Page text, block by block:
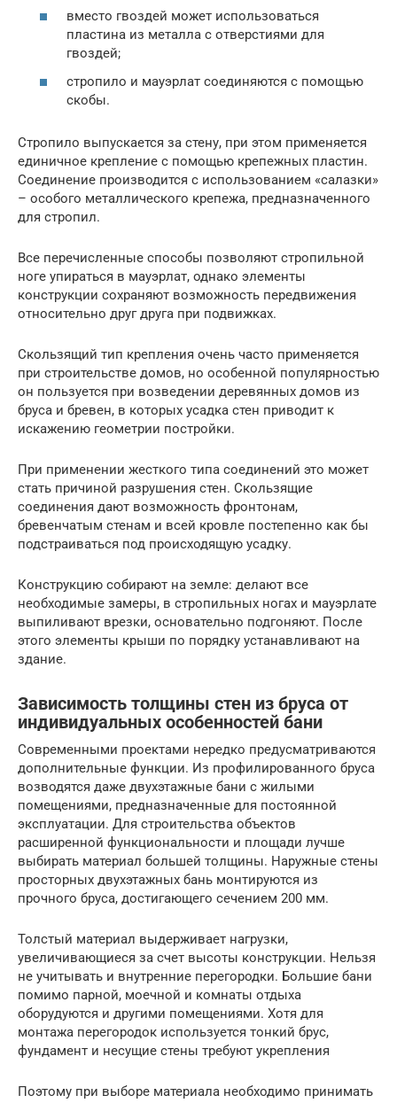
вместо гвоздей может использоваться
пластина из металла с отверстиями для
гвоздей;
стропило и мауэрлат соединяются с помощью
скобы.
Стропило выпускается за стену, при этом применяется
единичное крепление с помощью крепежных пластин.
Соединение производится с использованием «салазки»
– особого металлического крепежа, предназначенного
для стропил.
Все перечисленные способы позволяют стропильной
ноге упираться в мауэрлат, однако элементы
конструкции сохраняют возможность передвижения
относительно друг друга при подвижках.
Скользящий тип крепления очень часто применяется
при строительстве домов, но особенной популярностью
он пользуется при возведении деревянных домов из
бруса и бревен, в которых усадка стен приводит к
искажению геометрии постройки.
При применении жесткого типа соединений это может
стать причиной разрушения стен. Скользящие
соединения дают возможность фронтонам,
бревенчатым стенам и всей кровле постепенно как бы
подстраиваться под происходящую усадку.
Конструкцию собирают на земле: делают все
необходимые замеры, в стропильных ногах и мауэрлате
выпиливают врезки, основательно подгоняют. После
этого элементы крыши по порядку устанавливают на
здание.
Зависимость толщины стен из бруса от
индивидуальных особенностей бани
Современными проектами нередко предусматриваются
дополнительные функции. Из профилированного бруса
возводятся даже двухэтажные бани с жилыми
помещениями, предназначенные для постоянной
эксплуатации. Для строительства объектов
расширенной функциональности и площади лучше
выбирать материал большей толщины. Наружные стены
просторных двухэтажных бань монтируются из
прочного бруса, достигающего сечением 200 мм.
Толстый материал выдерживает нагрузки,
увеличивающиеся за счет высоты конструкции. Нельзя
не учитывать и внутренние перегородки. Большие бани
помимо парной, моечной и комнаты отдыха
оборудуются и другими помещениями. Хотя для
монтажа перегородок используется тонкий брус,
фундамент и несущие стены требуют укрепления
Поэтому при выборе материала необходимо принимать